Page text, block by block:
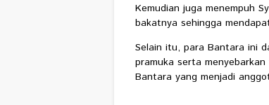
Kemudian juga menempuh
bakatnya sehingga
Selain itu, para Bantara ini
pramuka serta
Bantara yang menjadi